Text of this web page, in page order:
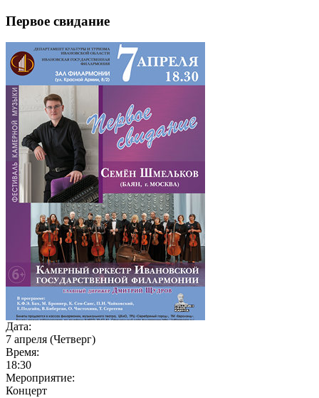
Первое свидание
Дата:
7 апреля (Четверг)
Время:
18:30
Мероприятие:
Концерт